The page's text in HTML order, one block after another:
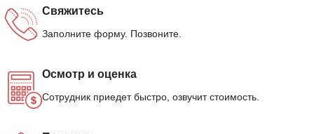
Свяжитесь
Заполните форму. Позвоните.
Осмотр и оценка
Сотрудник приедет быстро, озвучит стоимость.